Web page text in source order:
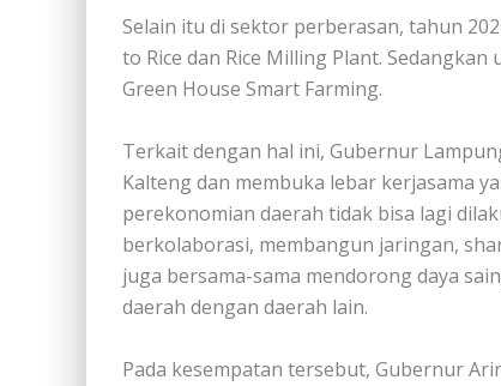
Selain itu di sektor perberasan, tahun
to Rice dan Rice Milling Plant.
Green House Smart Farming.
Terkait dengan hal ini, Gubernur
Kalteng dan membuka lebar kerjasama
perekonomian daerah tidak bisa lagi
berkolaborasi, membangun jaringan,
juga bersama-sama mendorong daya
daerah dengan daerah lain.
Pada kesempatan tersebut, Gubernur